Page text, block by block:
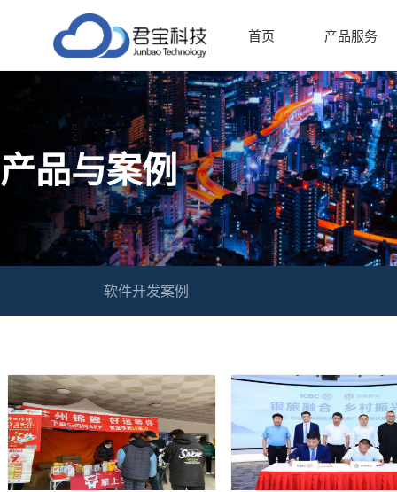
首页 产品服务
产品与案例
软件开发案例